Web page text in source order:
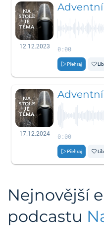
12.12.2023
Adventní
0:00
Přehraj
17.12.2024 0:00
Přehraj
Nejnovější
podcastu